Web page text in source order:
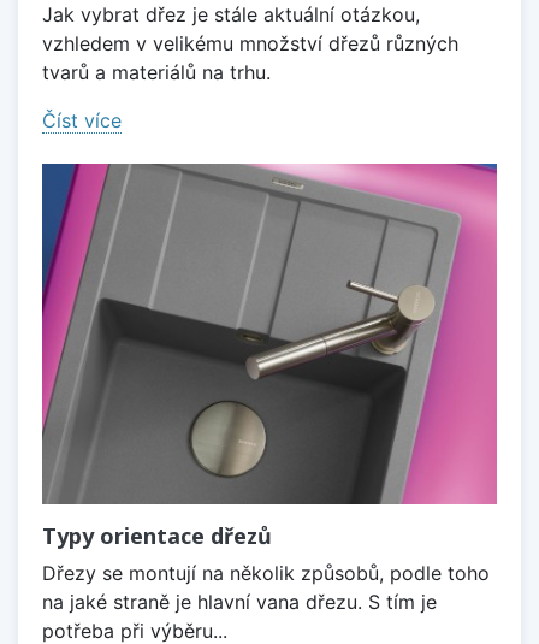
Jak vybrat dřez je stále aktuální otázkou,
vzhledem v velikému množství dřezů různých
tvarů a materiálů na trhu.
Číst více
Typy orientace dřezů
Dřezy se montují na několik způsobů, podle toho
na jaké straně je hlavní vana dřezu. S tím je
potřeba při výběru...